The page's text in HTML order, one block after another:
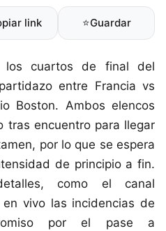
link ⭐Guardar
los cuartos de final del
entre Francia vs
Boston. Ambos elencos
tras encuentro para llegar
por lo que se espera
de principio a fin.
como el canal
vivo las incidencias de
por el pase a